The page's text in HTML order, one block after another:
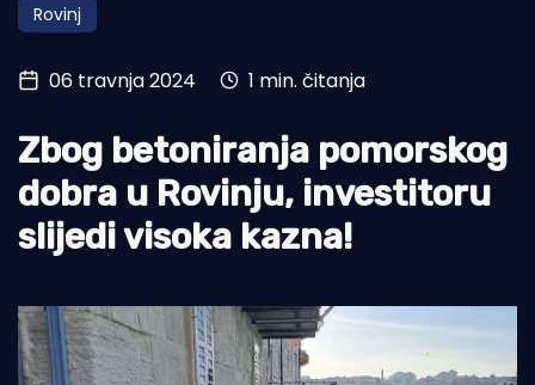
Turizam i nautika
Pomorstvo
Ekologija
Tradicija i kultura
Rovinj
06 travnja 2024 1 min. čitanja
Zbog betoniranja pomorskog
dobra u Rovinju, investitoru
slijedi visoka kazna!